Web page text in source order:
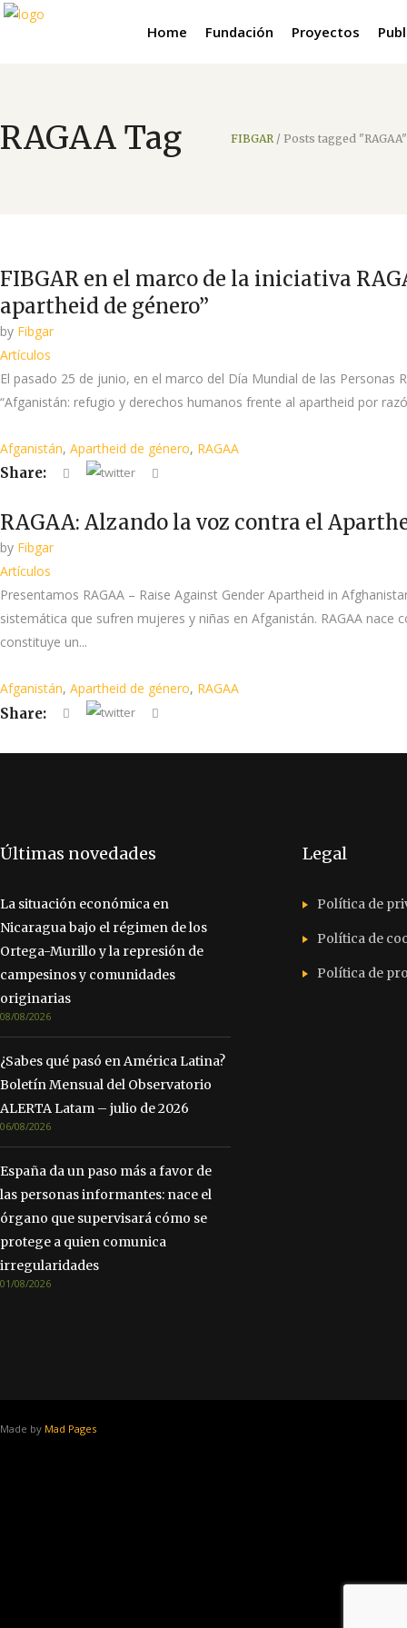
Home Fundación Proyectos
RAGAA Tag FIBGAR / Posts tagged "RAGAA"
FIBGAR en el marco de la iniciativa
apartheid de género”
by Fibgar
Artículos
El pasado 25 de junio, en el marco del Día Mundial de las Personas
“Afganistán: refugio y derechos humanos frente al apartheid por
Afganistán, Apartheid de género, RAGAA
Share:
RAGAA: Alzando la voz contra el
by Fibgar
Artículos
Presentamos RAGAA – Raise Against Gender Apartheid in
sistemática que sufren mujeres y niñas en Afganistán. RAGAA
constituye un...
Afganistán, Apartheid de género, RAGAA
Share:
Últimas novedades
La situación económica en
Nicaragua bajo el régimen de los
Ortega-Murillo y la represión de
campesinos y comunidades
originarias
08/08/2026
¿Sabes qué pasó en América Latina?
Boletín Mensual del Observatorio
ALERTA Latam – julio de 2026
06/08/2026
España da un paso más a favor de
las personas informantes: nace el
órgano que supervisará cómo se
protege a quien comunica
irregularidades
01/08/2026
Legal
Política de
Política de
Política de
Made by Mad Pages